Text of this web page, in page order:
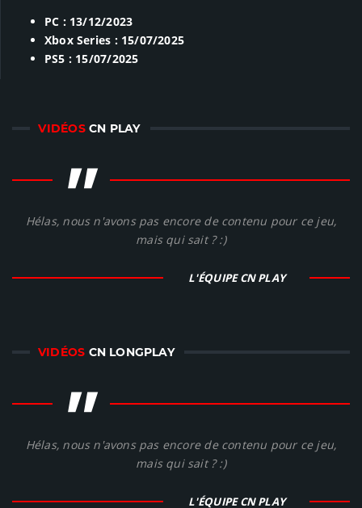
PC : 13/12/2023
Xbox Series : 15/07/2025
PS5 : 15/07/2025
VIDÉOSCN PLAY
"
Hélas, nous n'avons pas encore de contenu pour ce jeu,
mais qui sait ? :)
L'ÉQUIPE CN PLAY
VIDÉOS CN LONGPLAY
"
Hélas, nous n'avons pas encore de contenu pour ce jeu,
mais qui sait ? :)
L'ÉQUIPE CN PLAY